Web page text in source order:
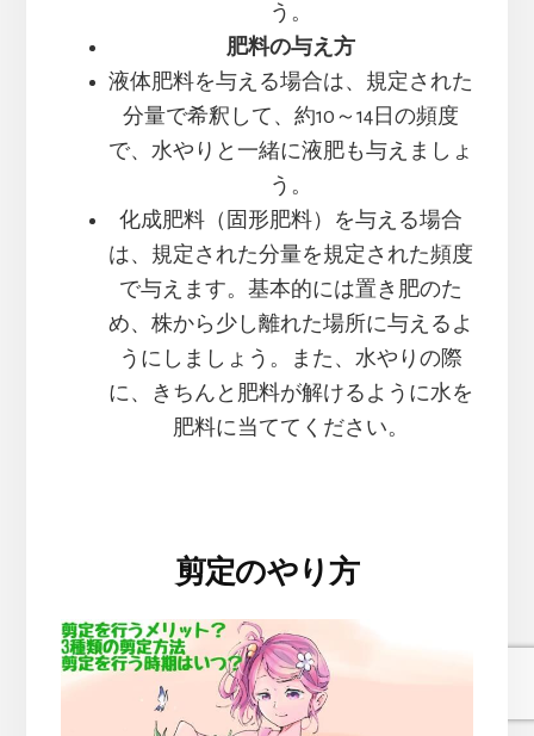
う。
肥料の与え方
液体肥料を与える場合は、規定された
分量で希釈して、約10～14日の頻度
で、水やりと一緒に液肥も与えましょ
う。
化成肥料（固形肥料）を与える場合
は、規定された分量を規定された頻度
で与えます。基本的には置き肥のた
め、株から少し離れた場所に与えるよ
うにしましょう。また、水やりの際
に、きちんと肥料が解けるように水を
肥料に当ててください。
剪定のやり方